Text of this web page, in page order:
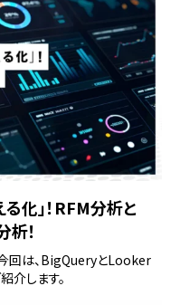
化」！RFM分析と
！
今回は、BigQueryとLooker
介します。